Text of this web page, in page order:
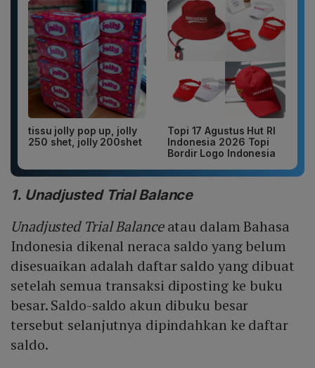
tissu jolly pop up, jolly
250 shet, jolly 200shet
Topi 17 Agustus Hut RI
Indonesia 2026 Topi
Bordir Logo Indonesia
1. Unadjusted Trial Balance
Unadjusted Trial Balanceatau dalam Bahasa
Indonesia dikenal neraca saldo yang belum
disesuaikan adalah daftar saldo yang dibuat
setelah semua transaksi diposting ke buku
besar. Saldo-saldo akun dibuku besar
tersebut selanjutnya dipindahkan ke daftar
saldo.